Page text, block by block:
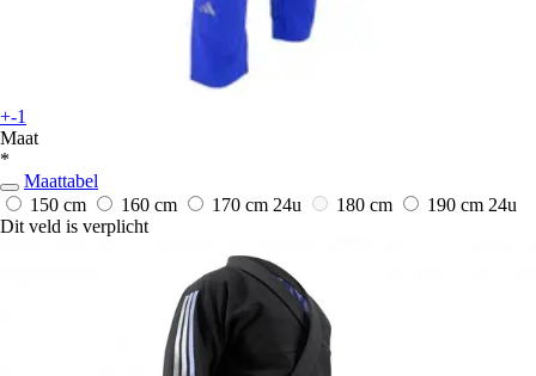
+-1
Maat
*
Maattabel
150 cm
160 cm 170 cm 24u 180 cm 190 cm 24u
Dit veld is verplicht